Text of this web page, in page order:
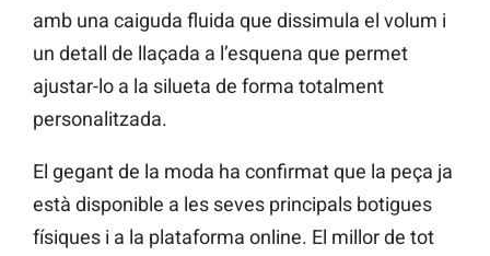
amb una caiguda fluida que dissimula el volum i
un detall de llaçada a l’esquena que permet
ajustar-lo a la silueta de forma totalment
personalitzada.
El gegant de la moda ha confirmat que la peça ja
està disponible a les seves principals botigues
físiques i a la plataforma online. El millor de tot